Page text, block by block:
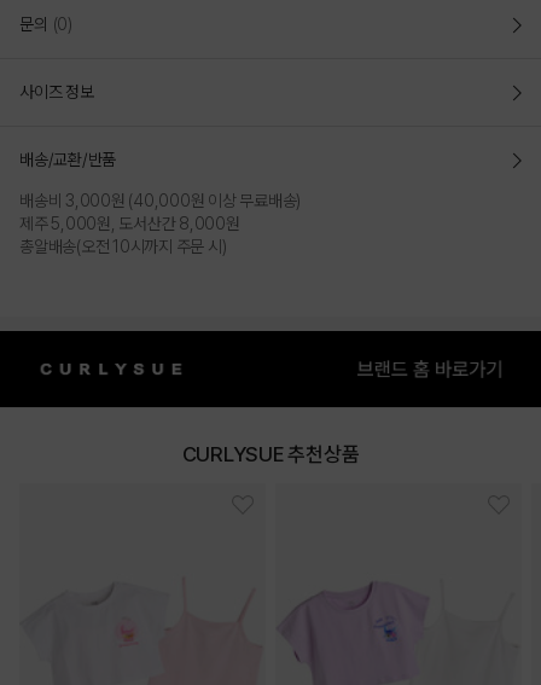
문의 (0)
사이즈 정보
배송/교환/반품
배송비 3,000원 (40,000원 이상 무료배송)
제주 5,000원, 도서산간 8,000원
총알배송(오전 10시까지 주문 시)
CURLYSUE 추천상품